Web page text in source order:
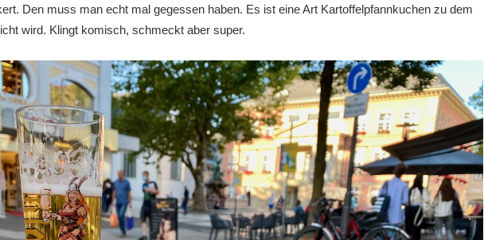
Den muss man echt mal gegessen haben. Es ist eine Art Kartoffelpfannkuchen zu dem
wird. Klingt komisch, schmeckt aber super.